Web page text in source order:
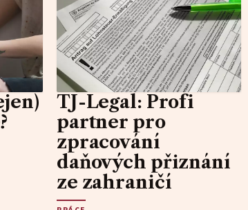
TJ-Legal: Profi
partner pro
zpracování
daňových přiznání
ze zahraničí